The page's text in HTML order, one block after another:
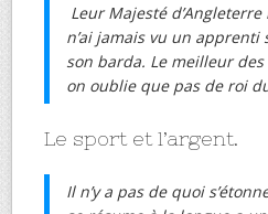
Leur Majesté
n’ai jamais vu un apprenti
son barda. Le meilleur
on oublie que pas de roi
Le sport et l’argent.
Il n’y a pas de quoi